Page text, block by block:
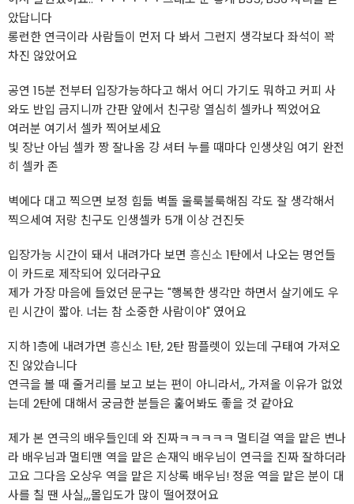
았답니다
롱런한 연극이라 사람들이 먼저 다 봐서 그런지 생각보다 좌석이 꽉
차진 않았어요
공연 15분 전부터 입장가능하다고 해서 어디 가기도 뭐하고 커피 사
와도 반입 금지니까 간판 앞에서 친구랑 열심히 셀카나 찍었어요
여러분 여기서 셀카 찍어보세요
빛 장난 아님 셀카 짱 잘나옴 걍 셔터 누를 때마다 인생샷임 여기 완전
히 셀카 존
벽에다 대고 찍으면 보정 힘듦 벽돌 울룩불룩해짐 각도 잘 생각해서
찍으세여 저랑 친구도 인생셀카 5개 이상 건진듯
입장가능 시간이 돼서 내려가다 보면 흥신소 1탄에서 나오는 명언들
이 카드로 제작되어 있더라구요
제가 가장 마음에 들었던 문구는 "행복한 생각만 하면서 살기에도 우
린 시간이 짧아. 너는 참 소중한 사람이야" 였어요
지하 1층에 내려가면 흥신소 1탄, 2탄 팜플렛이 있는데 구태여 가져오
진 않았습니다
연극을 볼 때 줄거리를 보고 보는 편이 아니라서,, 가져올 이유가 없었
는데 2탄에 대해서 궁금한 분들은 훑어봐도 좋을 것 같아요
제가 본 연극의 배우들인데 와 진짜ㅋㅋㅋㅋㅋ 멀티걸 역을 맡은 변나
라 배우님과 멀티맨 역을 맡은 손재익 배우님이 연극을 진짜 잘하더라
고요 그다음 오상우 역을 맡은 지상록 배우님! 정윤 역을 맡은 분이 대
사를 칠 땐 사실,,,몰입도가 많이 떨어졌어요